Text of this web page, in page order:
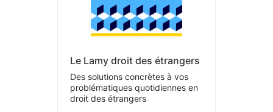
Le Lamy droit des étrangers
Des solutions concrètes à vos
problématiques quotidiennes en
droit des étrangers